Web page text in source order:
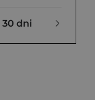
30 dni